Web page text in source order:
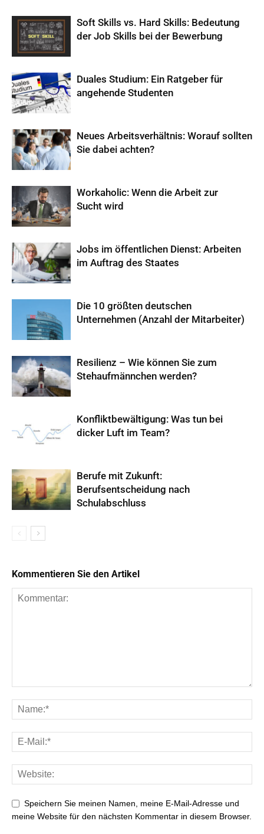
Soft Skills vs. Hard Skills: Bedeutung
der Job Skills bei der Bewerbung
Duales Studium: Ein Ratgeber für
angehende Studenten
Neues Arbeitsverhältnis: Worauf sollten
Sie dabei achten?
Workaholic: Wenn die Arbeit zur
Sucht wird
Jobs im öffentlichen Dienst: Arbeiten
im Auftrag des Staates
Die 10 größten deutschen
Unternehmen (Anzahl der Mitarbeiter)
Resilienz – Wie können Sie zum
Stehaufmännchen werden?
Konfliktbewältigung: Was tun bei
dicker Luft im Team?
Berufe mit Zukunft:
Berufsentscheidung nach
Schulabschluss
Kommentieren Sie den Artikel
Speichern Sie meinen Namen, meine E-Mail-Adresse und
meine Website für den nächsten Kommentar in diesem Browser.